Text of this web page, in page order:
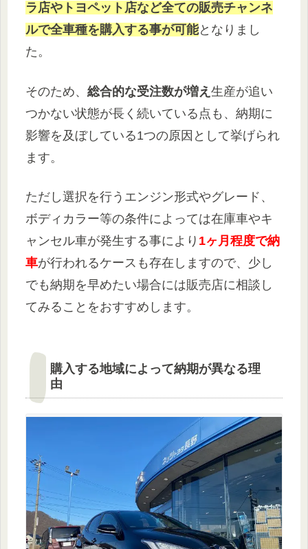
ラ店やトヨペット店など全ての販売チャンネ
ルで全車種を購入する事が可能となりまし
た。
そのため、 総合的な受注数が増え 生産が追い
つかない状態が長く続いている点も、納期に
影響を及ぼしている1つの原因として挙げられ
ます。
ただし選択を行うエンジン形式やグレード、
ボディカラー等の条件によっては在庫車やキ
ャンセル車が発生する事により 1ヶ月程度で納
車が行われるケースも存在しますので、少し
でも納期を早めたい場合には販売店に相談し
てみることをおすすめします。
購入する地域によって納期が異なる理
由